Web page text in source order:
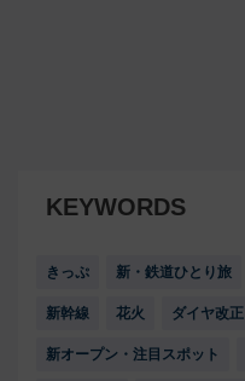
KEYWORDS
きっぷ 新・鉄道ひとり旅
新幹線 花火 ダイヤ改正
新オープン・注目スポット